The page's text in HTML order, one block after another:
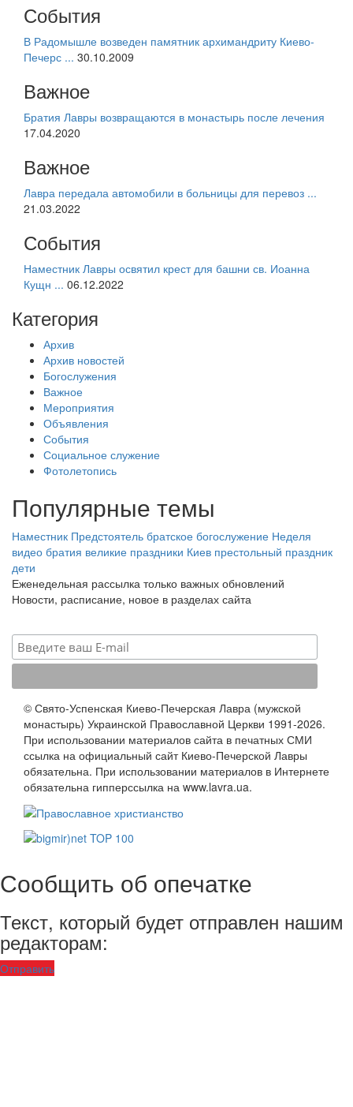
События
В Радомышле возведен памятник архимандриту Киево-
Печерс ... 30.10.2009
Важное
Братия Лавры возвращаются в монастырь после лечения
17.04.2020
Важное
Лавра передала автомобили в больницы для перевоз ...
21.03.2022
События
Наместник Лавры освятил крест для башни св. Иоанна
Кущн ... 06.12.2022
Категория
Архив
Архив новостей
Богослужения
Важное
Мероприятия
Объявления
События
Социальное служение
Фотолетопись
Популярные темы
Наместник Предстоятель братское богослужение Неделя
видео братия великие праздники Киев престольный праздник
дети
Еженедельная рассылка только важных обновлений
Новости, расписание, новое в разделах сайта
© Свято-Успенская Киево-Печерская Лавра (мужской
монастырь) Украинской Православной Церкви 1991-2026.
При использовании материалов сайта в печатных СМИ
ссылка на официальный сайт Киево-Печерской Лавры
обязательна. При использовании материалов в Интернете
обязательна гипперссылка на www.lavra.ua.
Сообщить об опечатке
Текст, который будет отправлен нашим
редакторам:
Отправить